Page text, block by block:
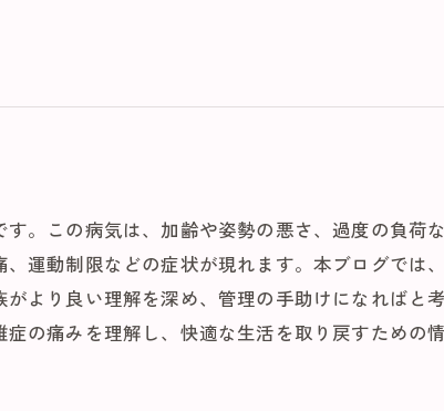
。この病気は、加齢や姿勢の悪さ、過度の負荷
運動制限などの症状が現れます。本ブログでは
より良い理解を深め、管理の手助けになればと
の痛みを理解し、快適な生活を取り戻すための